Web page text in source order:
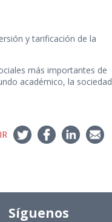
y tarificación de la
más importantes de
académico, la sociedad
Síguenos